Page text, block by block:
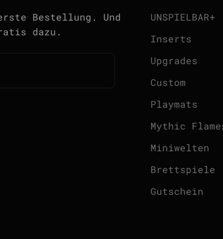
Bestellung. Und
dazu.
UNSPIELBAR+
Inserts
Upgrades
Custom
Playmats
Mythic
Miniwelten
Brettspiele
Gutschein